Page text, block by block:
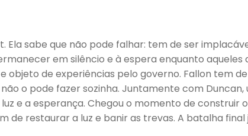
Ela sabe que não pode falhar: tem de ser
em silêncio e à espera enquanto
objeto de experiências pelo governo. Fallon tem
o pode fazer sozinha. Juntamente com
e a esperança. Chegou o momento de construir
de restaurar a luz e banir as trevas. A batalha